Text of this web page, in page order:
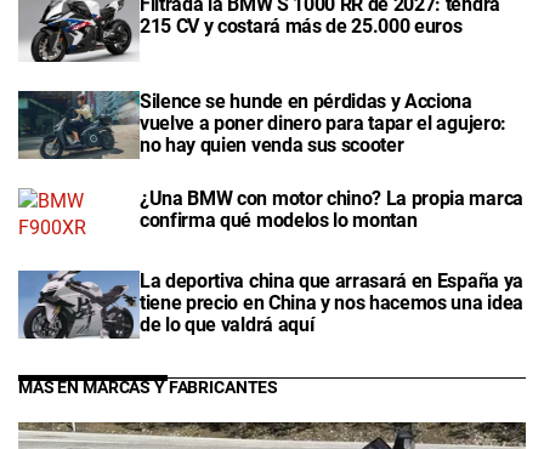
215 CV y costará más de 25.000 euros
Silence se hunde en pérdidas y Acciona
vuelve a poner dinero para tapar el agujero:
no hay quien venda sus scooter
¿Una BMW con motor chino? La propia marca
confirma qué modelos lo montan
La deportiva china que arrasará en España ya
tiene precio en China y nos hacemos una idea
de lo que valdrá aquí
MÁS EN MARCAS Y FABRICANTES